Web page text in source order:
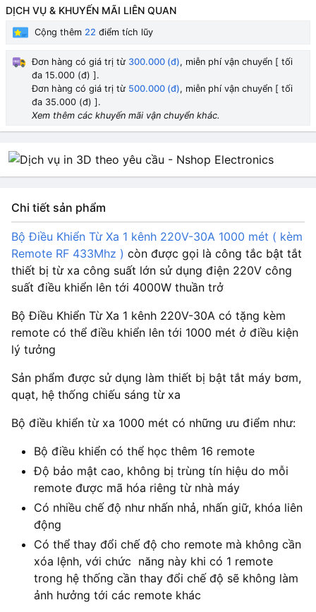
DỊCH VỤ & KHUYẾN MÃI LIÊN QUAN
Cộng thêm 22 điểm tích lũy
Đơn hàng có giá trị từ 300.000 (đ), miễn phí vận chuyển [ tối
đa 15.000 (đ) ].
Đơn hàng có giá trị từ 500.000 (đ), miễn phí vận chuyển [ tối
đa 35.000 (đ) ].
Xem thêm các khuyến mãi vận chuyển khác.
Chi tiết sản phẩm
Bộ Điều Khiển Từ Xa 1 kênh 220V-30A 1000 mét ( kèm
Remote RF 433Mhz ) còn được gọi là công tắc bật tắt
thiết bị từ xa công suất lớn sử dụng điện 220V công
suất điều khiển lên tới 4000W thuần trở
Bộ Điều Khiển Từ Xa 1 kênh 220V-30A có tặng kèm
remote có thể điều khiển lên tới 1000 mét ở điều kiện
lý tưởng
Sản phẩm được sử dụng làm thiết bị bật tắt máy bơm,
quạt, hệ thống chiếu sáng từ xa
Bộ điều khiển từ xa 1000 mét có những ưu điểm như:
Bộ điều khiển có thể học thêm 16 remote
Độ bảo mật cao, không bị trùng tín hiệu do mỗi
remote được mã hóa riêng từ nhà máy
Có nhiều chế độ như nhấn nhả, nhấn giữ, khóa liên
động
Có thể thay đổi chế độ cho remote mà không cần
xóa lệnh, với chức năng này khi có 1 remote
trong hệ thống cần thay đổi chế độ sẽ không làm
ảnh hưởng tới các remote khác